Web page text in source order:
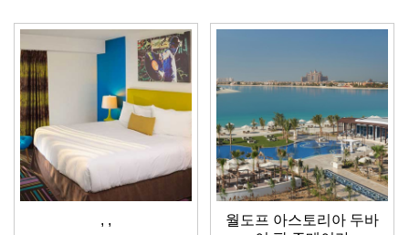
, ,
월도프 아스토리아 두바